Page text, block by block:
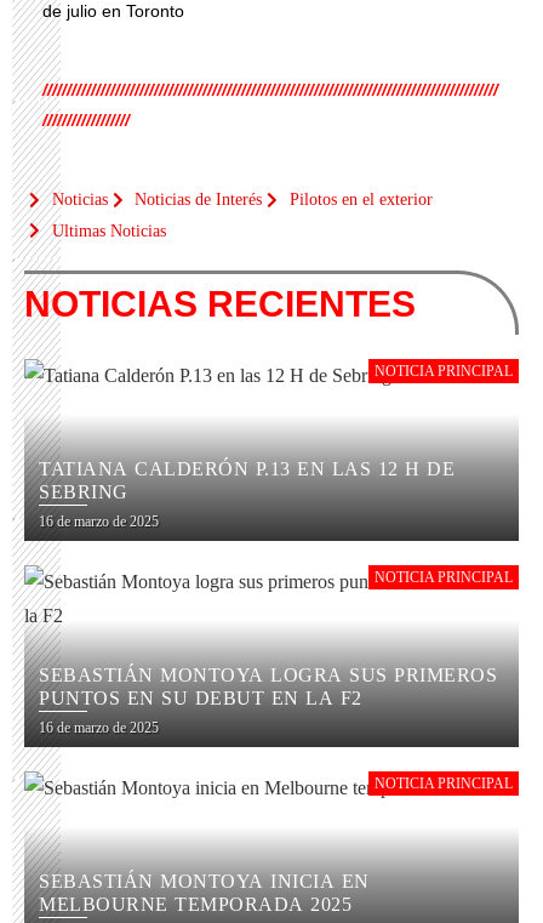
de julio en Toronto
//////////////////////////////////////////////////////////////////////////////////////////////
//////////////////
Noticias Noticias de Interés
Pilotos en el exterior
Ultimas Noticias
NOTICIAS RECIENTES
NOTICIA PRINCIPAL
TATIANA CALDERÓN P.13 EN LAS 12 H DE
SEBRING
16 de marzo de 2025
NOTICIA PRINCIPAL
SEBASTIÁN MONTOYA LOGRA SUS PRIMEROS
PUNTOS EN SU DEBUT EN LA F2
16 de marzo de 2025
NOTICIA PRINCIPAL
SEBASTIÁN MONTOYA INICIA EN
MELBOURNE TEMPORADA 2025